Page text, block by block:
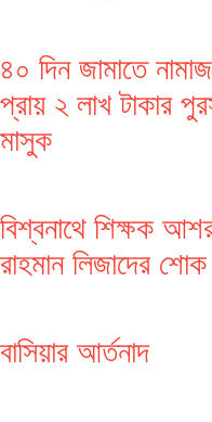
৪০ দিন জামাতে
প্রায় ২ লাখ টাকার
মাসুক
বিশ্বনাথে শিক্ষক
রাহমান লিজাদের শোক
বাসিয়ার আর্তনাদ